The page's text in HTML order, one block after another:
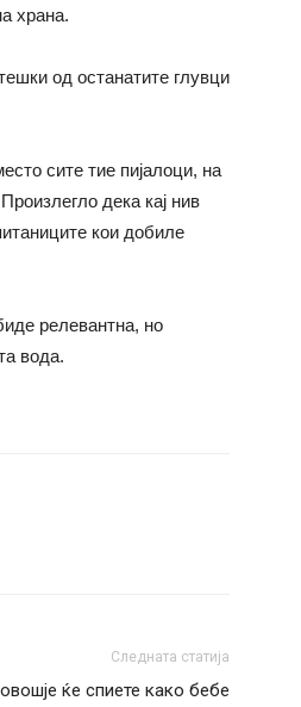
храна.
од останатите глувци
сите тие пијалоци, на
дека кај нив
кои добиле
релевантна, но
вода.
Следната статија
ќе спиете како бебе